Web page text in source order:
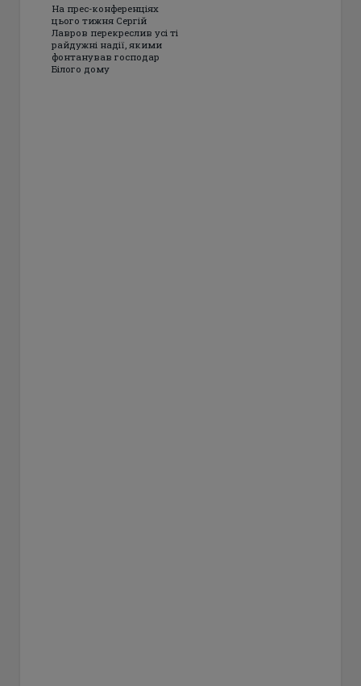
На прес-конференціях
цього тижня Сергій
Лавров перекреслив усі ті
райдужні надії, якими
фонтанував господар
Білого дому